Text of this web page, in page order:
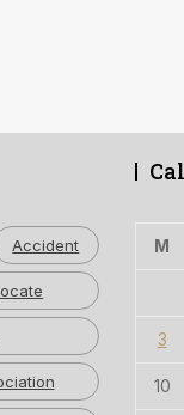
Accident M
3
10